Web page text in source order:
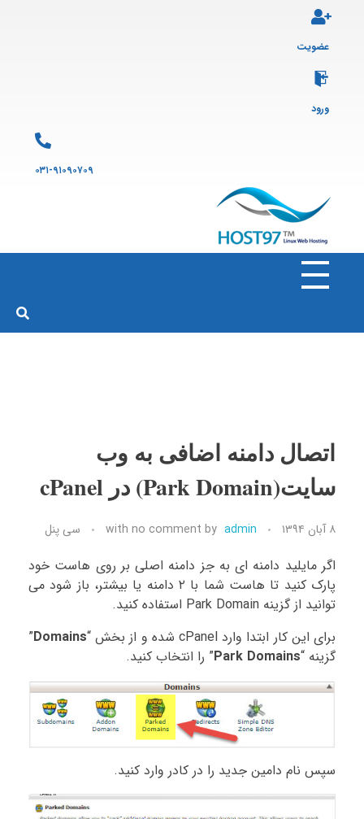
عضویت
ورود
۰۳۱-۹۱۰۹۰۷۰۹
هاست ۹۷ارائه سرویس هاست لینوکس و ثبت دامنه
اتصال دامنه اضافی به وب
سایت(Park Domain) در cPanel
۸ آبان ۱۳۹۴ by admin
with no comment سی پنل
اگر مایلید دامنه ای به جز دامنه اصلی بر روی هاست خود
پارک کنید تا هاست شما با ۲ دامنه یا بیشتر، باز شود می
توانید از گزینه Park Domain استفاده کنید.
برای این کار ابتدا وارد cPanel شده و از بخش “
Domains
”
گزینه “Park Domains” را انتخاب کنید.
سپس نام دامین جدید را در کادر وارد کنید.